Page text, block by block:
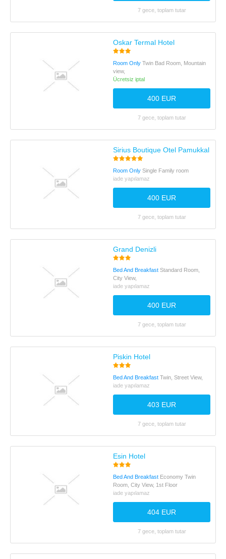
7 gece, toplam tutar
Oskar Termal Hotel
Room Only Twin Bad Room, Mountain
view,
Ücretsiz iptal
400 EUR
7 gece, toplam tutar
Sirius Boutique Otel Pamukkale
Room Only Single Family room
iade yapılamaz
400 EUR
7 gece, toplam tutar
Grand Denizli
Bed And Breakfast Standard Room,
City View,
iade yapılamaz
400 EUR
7 gece, toplam tutar
Piskin Hotel
Bed And Breakfast Twin, Street View,
iade yapılamaz
403 EUR
7 gece, toplam tutar
Esin Hotel
Bed And Breakfast Economy Twin
Room, City View, 1st Floor
iade yapılamaz
404 EUR
7 gece, toplam tutar